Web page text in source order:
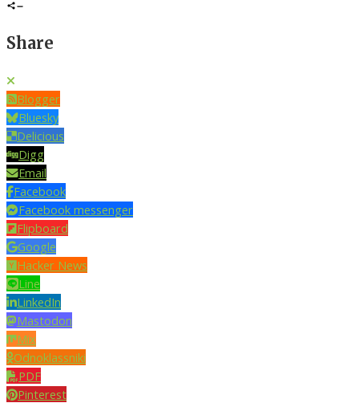
Share
Blogger
Bluesky
Delicious
Digg
Email
Facebook
Facebook messenger
Flipboard
Google
Hacker News
Line
LinkedIn
Mastodon
Mix
Odnoklassniki
PDF
Pinterest